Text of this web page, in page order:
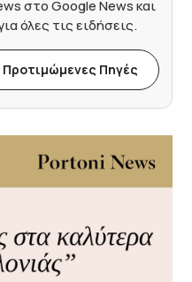
στο Google News και
όλες τις ειδήσεις.
Πηγές